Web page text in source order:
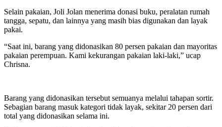
Selain pakaian, Joli Jolan menerima donasi buku, peralatan rumah
tangga, sepatu, dan lainnya yang masih bias digunakan dan layak
pakai.
“Saat ini, barang yang didonasikan 80 persen pakaian dan mayoritas
pakaian perempuan. Kami kekurangan pakaian laki-laki,” ucap
Chrisna.
Barang yang didonasikan tersebut semuanya melalui tahapan sortir.
Sebagian barang masuk kategori tidak layak, sekitar 20 persen dari
total yang didonasikan selama ini.